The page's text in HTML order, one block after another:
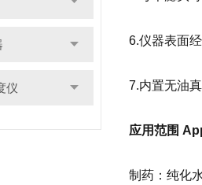
仪
6.仪器表面
7.内置无油
应用范围
制药：纯化